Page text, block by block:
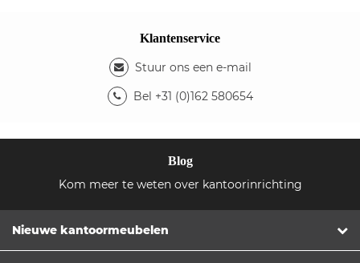
Klantenservice
Stuur ons een e-mail
Bel +31 (0)162 580654
Blog
Kom meer te weten over kantoorinrichting
Nieuwe kantoormeubelen